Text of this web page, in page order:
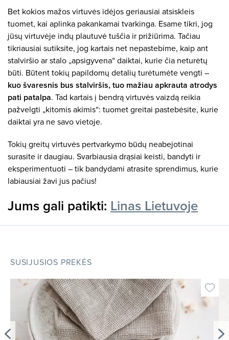
Bet kokios mažos virtuvės idėjos geriausiai atsiskleis
tuomet, kai aplinka pakankamai tvarkinga. Esame tikri, jog
jūsų virtuvėje indų plautuvė tuščia ir prižiūrima. Tačiau
tikriausiai sutiksite, jog kartais net nepastebime, kaip ant
stalviršio ar stalo „apsigyvena“ daiktai, kurie čia neturėtų
būti. Būtent tokių papildomų detalių turėtumėte vengti –
kuo švaresnis bus stalviršis, tuo mažiau apkrauta atrodys
pati patalpa. Tad kartais į bendrą virtuvės vaizdą reikia
pažvelgti „kitomis akimis“: tuomet greitai pastebėsite, kurie
daiktai yra ne savo vietoje.
Tokių greitų virtuvės pertvarkymo būdų neabejotinai
surasite ir daugiau. Svarbiausia drąsiai keisti, bandyti ir
eksperimentuoti – tik bandydami atrasite sprendimus, kurie
labiausiai žavi jus pačius!
Jums gali patikti: Linas Lietuvoje
SUSIJUSIOS PREKĖS